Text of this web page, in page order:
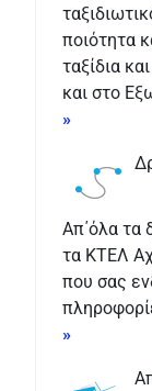
ποιότητα
ταξίδια
και στο
»
Απ΄όλα τα
τα ΚΤΕΛ
που σας
»